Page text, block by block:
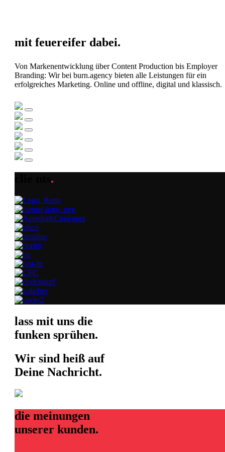
mit feuereifer dabei.
Von Markenentwicklung überContent Production bis Employer
Branding: Wir bei burn.agency bieten alle Leistungen für ein
erfolgreiches Marketing. Online und offline, digital und klassisch.
.
lass mit uns die
funken sprühen.
Wir sind heiß auf
Deine Nachricht.
die meinungen
unserer kunden.